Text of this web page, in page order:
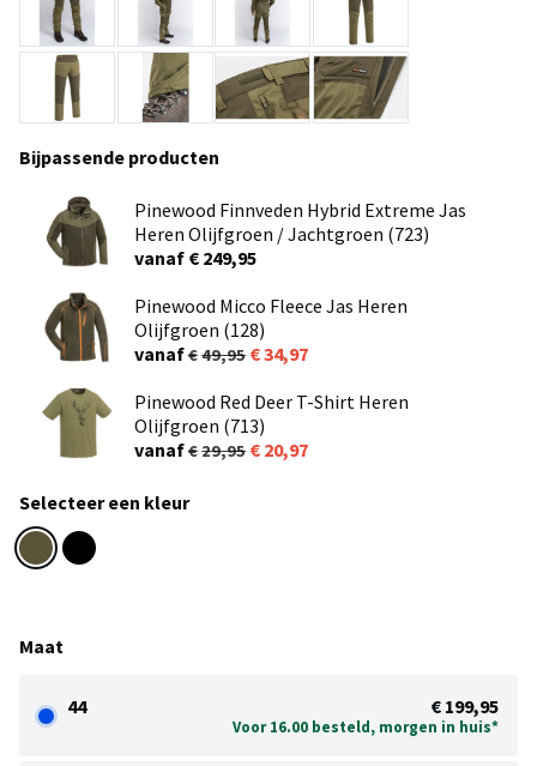
Bijpassende producten
Pinewood Finnveden Hybrid Extreme Jas
Heren Olijfgroen / Jachtgroen (723)
vanaf € 249,95
Pinewood Micco Fleece Jas Heren
Olijfgroen (128)
vanaf
49,95
34,97
Pinewood Red Deer T-Shirt Heren
Olijfgroen (713)
vanaf
29,95 20,97
Selecteer een kleur
Maat
44 € 199,95
Voor 16.00 besteld, morgen in huis*